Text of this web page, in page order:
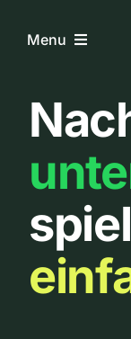
InhaltMenu
Home
Über uns
Urbanlist